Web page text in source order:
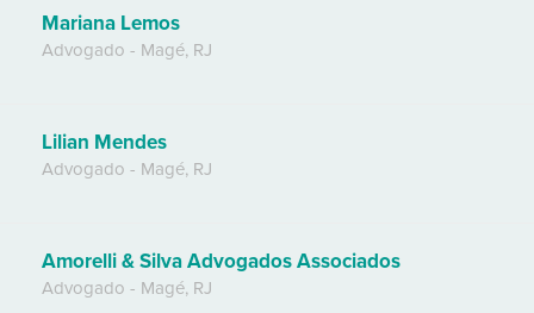
Mariana Lemos
Advogado - Magé, RJ
Lilian Mendes
Advogado - Magé, RJ
Amorelli & Silva Advogados Associados
Advogado - Magé, RJ